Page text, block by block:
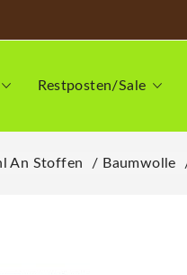
Restposten/Sale
An Stoffen Baumwolle